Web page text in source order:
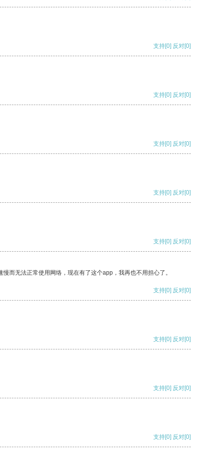
支持[0] 反对[0]
支持[0] 反对[0]
支持[0] 反对[0]
支持[0] 反对[0]
支持[0] 反对[0]
而无法正常使用网络，现在有了这个app，我再也不用担心了。
支持[0] 反对[0]
支持[0] 反对[0]
支持[0] 反对[0]
支持[0] 反对[0]